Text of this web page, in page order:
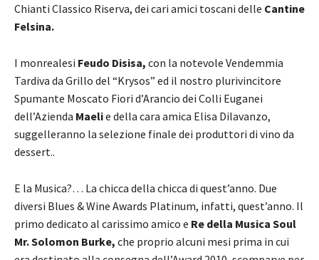
Chianti Classico Riserva, dei cari amici toscani delle Cantine
Felsina.
I monrealesi Feudo Disisa, con la notevole Vendemmia
Tardiva da Grillo del “Krysos” ed il nostro plurivincitore
Spumante Moscato Fiori d’Arancio dei Colli Euganei
dell’Azienda Maelie della cara amica Elisa Dilavanzo,
suggelleranno la selezione finale dei produttori di vino da
dessert..
E la Musica?… La chicca della chicca di quest’anno. Due
diversi Blues & Wine Awards Platinum, infatti, quest’anno. Il
primo dedicato al carissimo amico e Re della Musica Soul
Mr.Solomon Burke, che proprio alcuni mesi prima in cui